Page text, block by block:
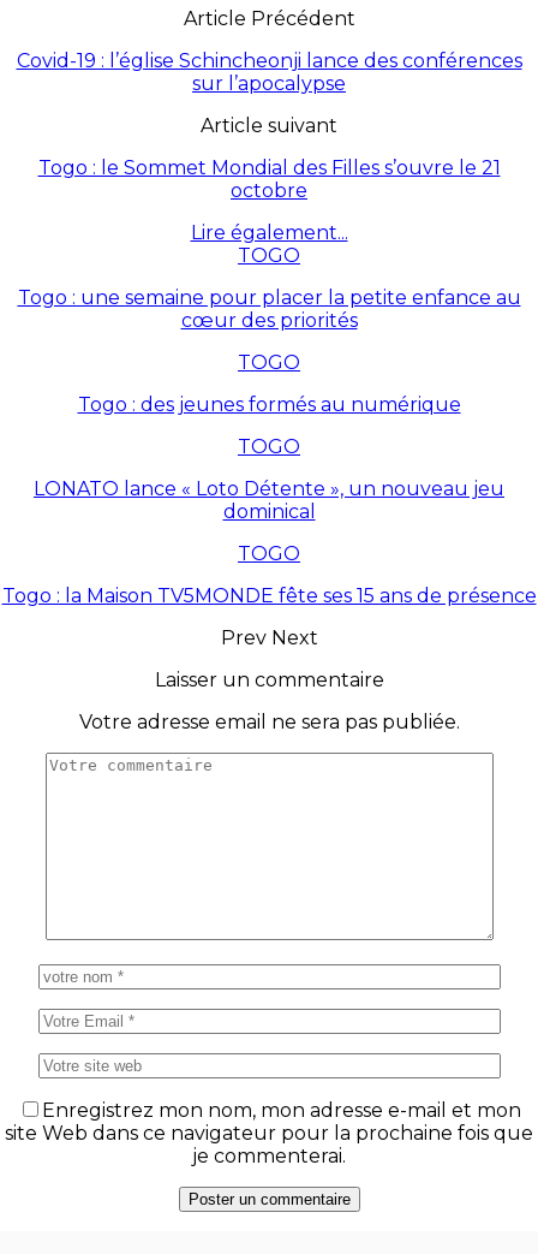
Article Précédent
Covid-19 : l’église Schincheonji lance des conférences
sur l’apocalypse
Article suivant
Togo : le Sommet Mondial des Filles s’ouvre le 21
octobre
Lire également...
TOGO
Togo : une semaine pour placer la petite enfance au
cœur des priorités
TOGO
Togo : des jeunes formés au numérique
TOGO
LONATO lance « Loto Détente », un nouveau jeu
dominical
TOGO
Togo : la Maison TV5MONDE fête ses 15 ans de présence
Prev Next
Laisser un commentaire
Votre adresse email ne sera pas publiée.
Enregistrez mon nom, mon adresse e-mail et mon
site Web dans ce navigateur pour la prochaine fois que
je commenterai.